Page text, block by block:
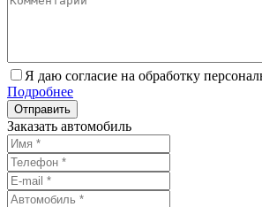
Я даю согласие на обработку
Подробнее
Заказать автомобиль